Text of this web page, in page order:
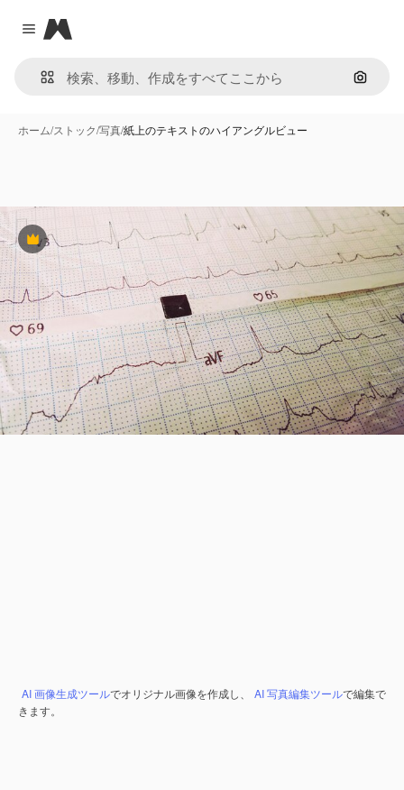
Close menu
Magnific
画像で
ホーム/ストック/写真/紙上のテキストのハイアングルビュー
Premium
AI 画像生成ツールでオリジナル画像を作成し、 AI 写真編集ツールで編集で
きます。